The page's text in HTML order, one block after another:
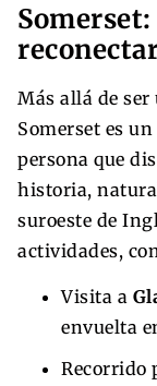
Más allá de
Somerset es un
persona que
historia,
suroeste de
actividades,
Visita a
envuelta
Recorrido